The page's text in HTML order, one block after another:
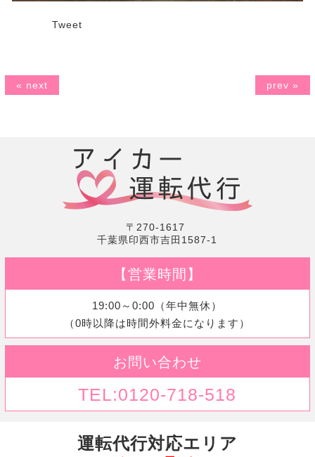
Tweet
« next prev »
〒270-1617
千葉県印西市吉田1587-1
【営業時間】
19:00～0:00（年中無休）
（0時以降は時間外料金になります）
お問い合わせ
TEL:0120-718-518
運転代行対応エリア